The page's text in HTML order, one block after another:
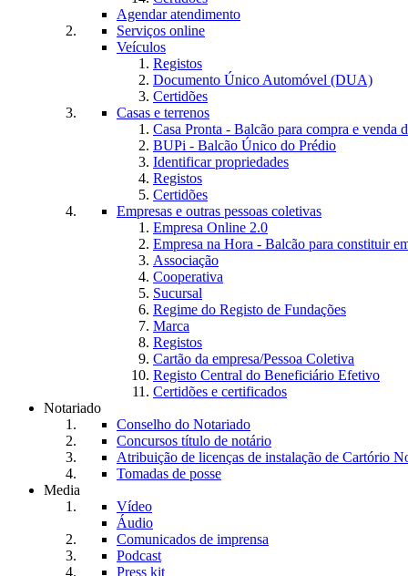
Agendar atendimento
Serviços online
Veículos
Registos
Documento Único Automóvel (DUA)
Certidões
Casas e terrenos
Casa Pronta - Balcão para compra e venda
BUPi - Balcão Único do Prédio
Identificar propriedades
Registos
Certidões
Empresas e outras pessoas coletivas
Empresa Online 2.0
Empresa na Hora - Balcão para constituir
Associação
Cooperativa
Sucursal
Regime do Registo de Fundações
Marca
Registos
Cartão da empresa/Pessoa Coletiva
Registo Central do Beneficiário Efetivo
Certidões e certificados
Notariado
Conselho do Notariado
Concursos título de notário
Atribuição de licenças de instalação de Cartório
Tomadas de posse
Media
Vídeo
Áudio
Comunicados de imprensa
Podcast
Press kit